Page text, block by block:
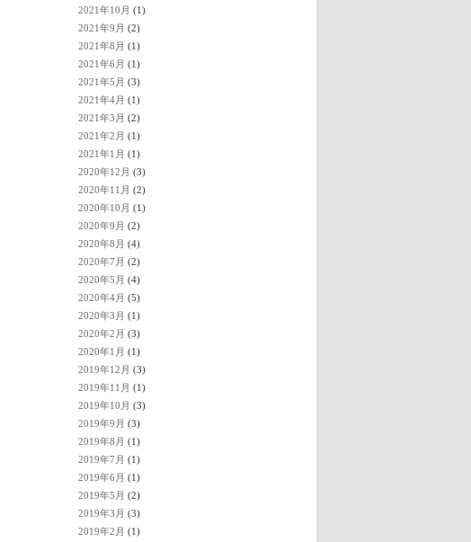
2021年10月 (1)
2021年9月 (2)
2021年8月 (1)
2021年6月 (1)
2021年5月 (3)
2021年4月 (1)
2021年3月 (2)
2021年2月 (1)
2021年1月 (1)
2020年12月 (3)
2020年11月 (2)
2020年10月 (1)
2020年9月 (2)
2020年8月 (4)
2020年7月 (2)
2020年5月 (4)
2020年4月 (5)
2020年3月 (1)
2020年2月 (3)
2020年1月 (1)
2019年12月 (3)
2019年11月 (1)
2019年10月 (3)
2019年9月 (3)
2019年8月 (1)
2019年7月 (1)
2019年6月 (1)
2019年5月 (2)
2019年3月 (3)
2019年2月 (1)